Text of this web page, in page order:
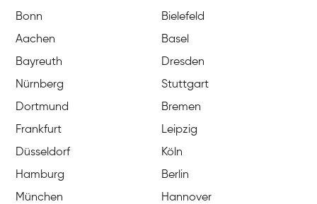
Bonn
Bielefeld
Aachen
Basel
Bayreuth
Dresden
Nürnberg
Stuttgart
Dortmund
Bremen
Frankfurt
Leipzig
Düsseldorf
Köln
Hamburg
Berlin
München
Hannover